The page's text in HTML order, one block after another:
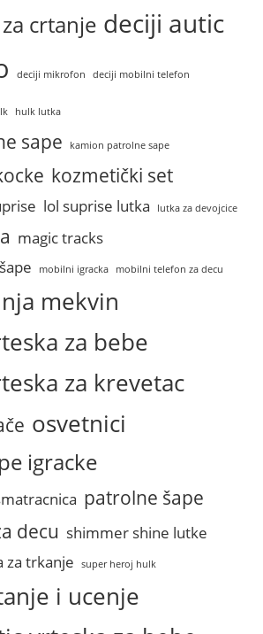
crtanje deciji autic
deciji mikrofon deciji mobilni telefon
hulk lutka
sape kamion patrolne sape
kozmetički set
lol suprise lutka lutka za devojcice
magic tracks
mobilni igracka mobilni telefon za decu
mekvin
za bebe
za krevetac
osvetnici
igracke
patrolne šape
decu shimmer shine lutke
za trkanje super heroj hulk
i ucenje